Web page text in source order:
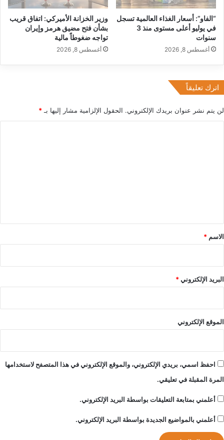
l
f
C
o
i
ع
ن
ا
“الفاو”: أسعار الغذاء العالمية تسجل
في يوليو أعلى مستوى منذ 3
سنوات
أغسطس 8, 2026
وزير الخزانة الأميركي: اتفاق قريب
بشأن فتح مضيق هرمز وإيران
تواجه ضغوطاً مالية
أغسطس 8, 2026
اترك تعليقاً
لن يتم نشر عنوان بريدك الإلكتروني. الحقول الإلزامية مشار إليها بـ*
*
الاسم *
البريد الإلكتروني*
الموقع الإلكتروني
احفظ اسمي، بريدي الإلكتروني، والموقع الإلكتروني في هذا المتصفح لاستخدامها
المرة المقبلة في تعليقي.
أعلمني بمتابعة التعليقات بواسطة البريد الإلكتروني.
أعلمني بالمواضيع الجديدة بواسطة البريد الإلكتروني.